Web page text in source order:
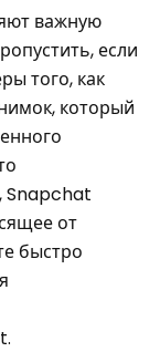
важную
если
того, как
который
Snapchat
от
быстро